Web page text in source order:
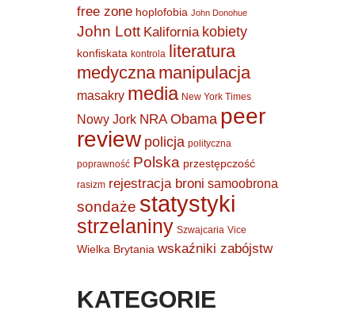
free zone hoplofobia John Donohue
John Lott Kalifornia kobiety
konfiskata kontrola literatura
medyczna manipulacja
masakry media New York Times
Nowy Jork NRA Obama peer
review policja polityczna
poprawność Polska przestępczość
rasizm rejestracja broni samoobrona
sondaże statystyki
strzelaniny Szwajcaria Vice
Wielka Brytania wskaźniki zabójstw
KATEGORIE